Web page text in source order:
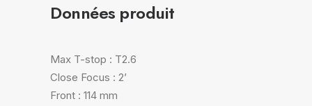
Données produit
Max T-stop : T2.6
Close Focus : 2’
Front : 114 mm